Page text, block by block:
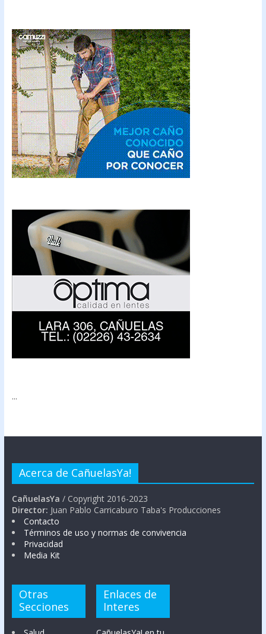
...
Acerca de CañuelasYa!
CañuelasYa / Copyright 2016-2023
Director: Juan Pablo Carricaburo Taba's Producciones
Contacto
Términos de uso y normas de convivencia
Privacidad
Media Kit
Otras
Secciones
Enlaces de
Interes